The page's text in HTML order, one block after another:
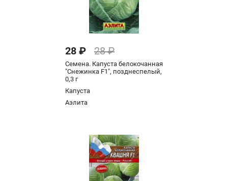
28 ₽ 28 ₽
Семена. Капуста белокочанная
"Снежинка F1", позднеспелый,
0,3 г
Капуста
Аэлита